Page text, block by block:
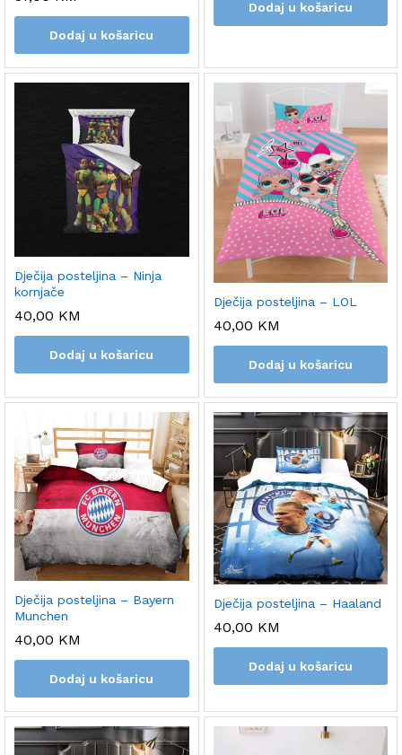
Dodaj u košaricu
Dodaj u košaricu
Dječija posteljina – Ninja
kornjače
40,00 KM
Dodaj u košaricu
Dječija posteljina – LOL
40,00 KM
Dodaj u košaricu
Dječija posteljina – Bayern
Munchen
40,00 KM
Dodaj u košaricu
Dječija posteljina – Haaland
40,00 KM
Dodaj u košaricu